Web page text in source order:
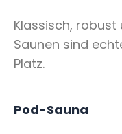
Klassisch,
Saunen sind
Platz.
Pod-Sauna